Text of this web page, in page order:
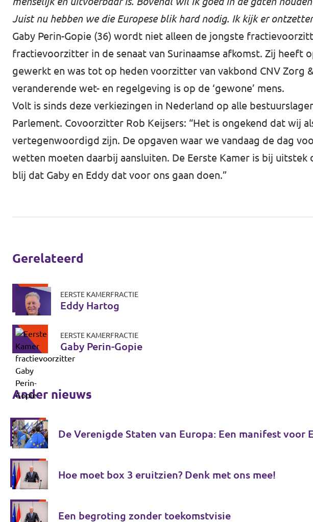
Juist nu hebben we die Europese blik hard nodig. Ik kijk er
Gaby Perin-Gopie (36) wordt niet alleen de jongste
fractievoorzitter in de senaat van Surinaamse afkomst. Zij heeft
gewerkt en was tot op heden voorzitter van vakbond CNV Zorg
veranderende wet- en regelgeving is op de ‘gewone’ mens.
Volt is sinds deze verkiezingen in Nederland op alle
Parlement. Covoorzitter Rob Keijsers: “Het is ongekend dat wij
vertegenwoordigd zijn. De opgaven waar we vandaag de dag
wetten moeten daarbij aansluiten. De Eerste Kamer is bij
blij dat Gaby en Eddy dat voor ons gaan doen.”
Gerelateerd
EERSTE KAMERFRACTIE
Eddy Hartog
EERSTE KAMERFRACTIE
Gaby Perin-Gopie
Ander nieuws
De Verenigde Staten van Europa: Een manifest voor
Hoe moet box 3 eruitzien? Denk met ons mee!
Een begroting zonder toekomstvisie